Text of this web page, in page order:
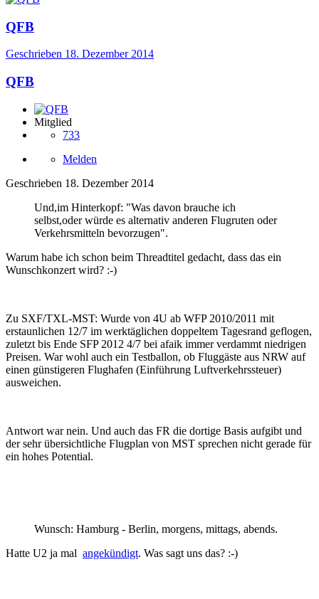
QFB
Geschrieben 18. Dezember 2014
QFB
Mitglied
733
Melden
Geschrieben 18. Dezember 2014
Und,im Hinterkopf: "Was davon brauche ich
selbst,oder würde es alternativ anderen Flugruten oder
Verkehrsmitteln bevorzugen".
Warum habe ich schon beim Threadtitel gedacht, dass das ein
Wunschkonzert wird? :-)
Zu SXF/TXL-MST: Wurde von 4U ab WFP 2010/2011 mit
erstaunlichen 12/7 im werktäglichen doppeltem Tagesrand geflogen,
zuletzt bis Ende SFP 2012 4/7 bei afaik immer verdammt niedrigen
Preisen. War wohl auch ein Testballon, ob Fluggäste aus NRW auf
einen günstigeren Flughafen (Einführung Luftverkehrssteuer)
ausweichen.
Antwort war nein. Und auch das FR die dortige Basis aufgibt und
der sehr übersichtliche Flugplan von MST sprechen nicht gerade für
ein hohes Potential.
Wunsch: Hamburg - Berlin, morgens, mittags, abends.
Hatte U2 ja mal angekündigt. Was sagt uns das? :-)